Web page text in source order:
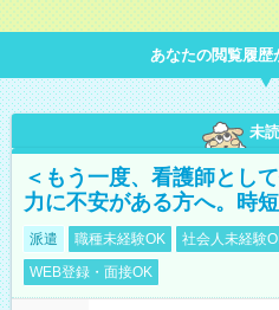
あなたの閲覧履歴
未読
＜もう一度、看護師とし
力に不安がある方へ。時
派遣 職種未経験OK 社会人未経験
WEB登録・面接OK